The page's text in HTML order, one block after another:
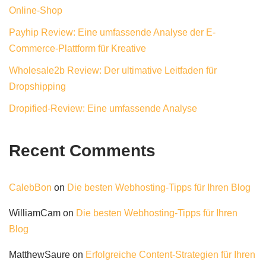
Online-Shop
Payhip Review: Eine umfassende Analyse der E-
Commerce-Plattform für Kreative
Wholesale2b Review: Der ultimative Leitfaden für
Dropshipping
Dropified-Review: Eine umfassende Analyse
Recent Comments
CalebBon on Die besten Webhosting-Tipps für Ihren Blog
WilliamCam on Die besten Webhosting-Tipps für Ihren
Blog
MatthewSaure on Erfolgreiche Content-Strategien für Ihren